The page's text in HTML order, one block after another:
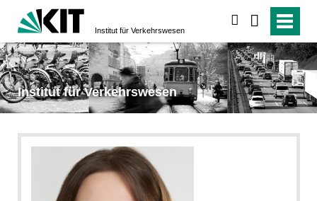
Institut für Verkehrs­wesen
Institut für Verkehrs­wesen